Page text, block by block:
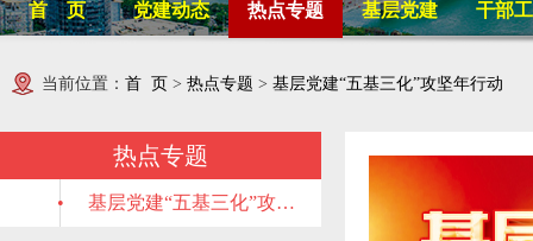
首 页 党建动态 热点专题 基层党建 干部
当前位置： 首 页 > 热点专题 > 基层党建“五基三化”攻坚年行动
热点专题
• 基层党建“五基三化”攻坚年行动